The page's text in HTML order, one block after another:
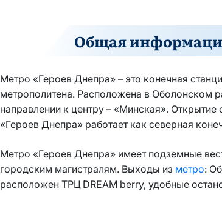
Общая
Метро «Героев Днепра» – это конечная
метрополитена. Расположена в Оболонском
направлении к центру – «Минская».
«Героев Днепра» работает как северная
Метро «Героев Днепра» имеет подземные
городским магистралям. Выходы из метро:
расположен ТРЦ DREAM berry, удобные